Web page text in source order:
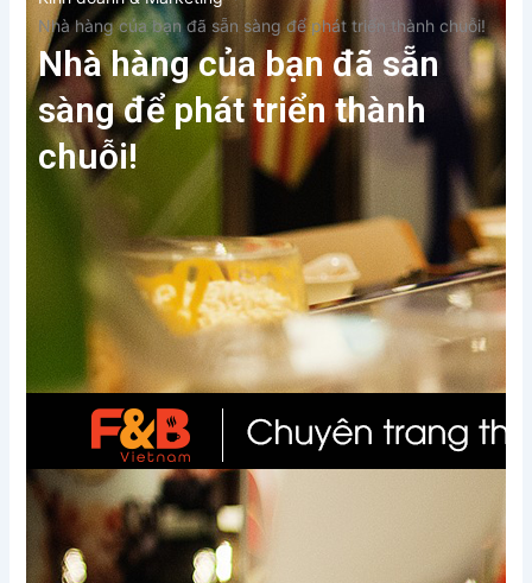
Nhà hàng của bạn đã sẵn sàng để phát triển thành chuỗi!
Nhà hàng của bạn đã sẵn
sàng để phát triển thành
chuỗi!